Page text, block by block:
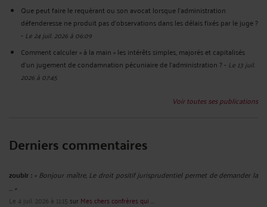
Que peut faire le requérant ou son avocat lorsque l'administration
défenderesse ne produit pas d'observations dans les délais fixés par le juge ?
- Le 24 juil. 2026 à 06:09
Comment calculer « à la main » les intérêts simples, majorés et capitalisés
d’un jugement de condamnation pécuniaire de l’administration ?- Le 13 juil.
2026 à 07:45
Voir toutes ses publications
Derniers commentaires
zoubir : « Bonjour maître, Le droit positif jurisprudentiel permet de demander la
... »
Le 4 juil. 2026 à 11:15 sur Mes chers confrères qui ...